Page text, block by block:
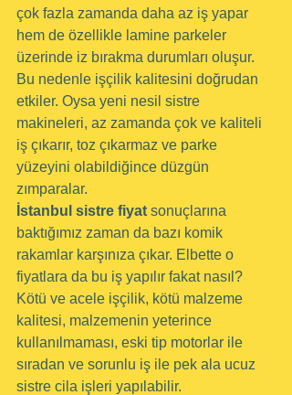
çok fazla zamanda daha az iş yapar
hem de özellikle lamine parkeler
üzerinde iz bırakma durumları oluşur.
Bu nedenle işçilik kalitesini doğrudan
etkiler. Oysa yeni nesil sistre
makineleri, az zamanda çok ve kaliteli
iş çıkarır, toz çıkarmaz ve parke
yüzeyini olabildiğince düzgün
zımparalar.
İstanbul sistre fiyat sonuçlarına
baktığımız zaman da bazı komik
rakamlar karşınıza çıkar. Elbette o
fiyatlara da bu iş yapılır fakat nasıl?
Kötü ve acele işçilik, kötü malzeme
kalitesi, malzemenin yeterince
kullanılmaması, eski tip motorlar ile
sıradan ve sorunlu iş ile pek ala ucuz
sistre cila işleri yapılabilir.